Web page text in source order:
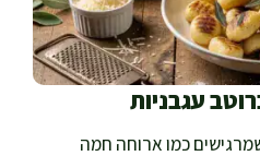
עגבניות
כמו ארוחה חמה